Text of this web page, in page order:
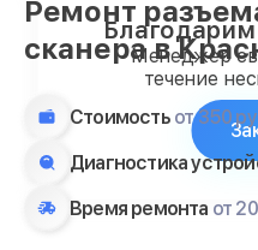
Ремонт
сканера в
Стоимость от 350
Диагностика
Время ремонта от
Менеджер
течение